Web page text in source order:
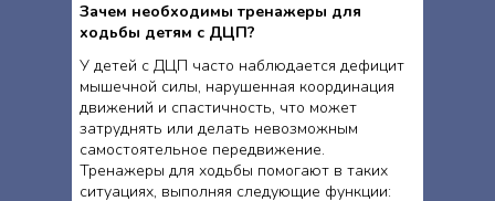
Зачем необходимы тренажеры для
ходьбы детям с ДЦП?
У детей с ДЦП часто наблюдается дефицит
мышечной силы, нарушенная координация
движений и спастичность, что может
затруднять или делать невозможным
самостоятельное передвижение.
Тренажеры для ходьбы помогают в таких
ситуациях, выполняя следующие функции: